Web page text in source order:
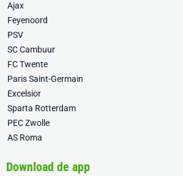
Ajax
Feyenoord
PSV
SC Cambuur
FC Twente
Paris Saint-Germain
Excelsior
Sparta Rotterdam
PEC Zwolle
AS Roma
Download de app